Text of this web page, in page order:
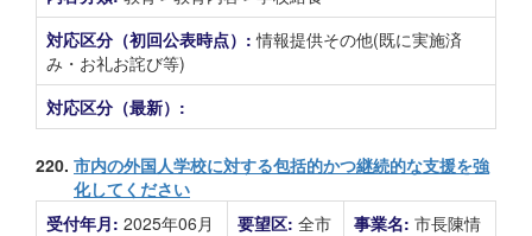
対応区分（初回公表時点）:情報提供その他(既に実施済
み・お礼お詫び等)
対応区分（最新）:
220. 市内の外国人学校に対する包括的かつ継続的な支援を強
化してください
受付年月: 2025年06月 要望区: 全市 事業名: 市長陳情